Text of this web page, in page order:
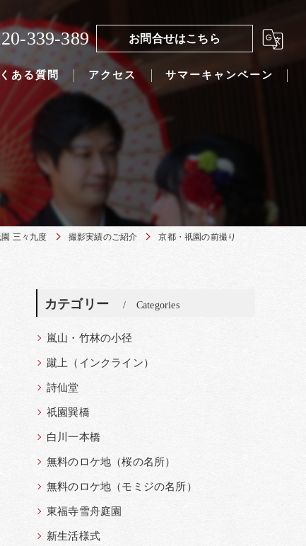
339-389 お問合せはこちら
ある質問 アクセス サマーキャンペーン
三々九度 撮影実績のご紹介 京都・祇園の前撮り
カテゴリー Categories
嵐山・竹林の小径
蹴上（インクライン）
詩仙堂
祇園巽橋
白川一本橋
無料のロケ地（桜の名所）
無料のロケ地（モミジの名所）
東福寺雪舟庭園
新生活様式